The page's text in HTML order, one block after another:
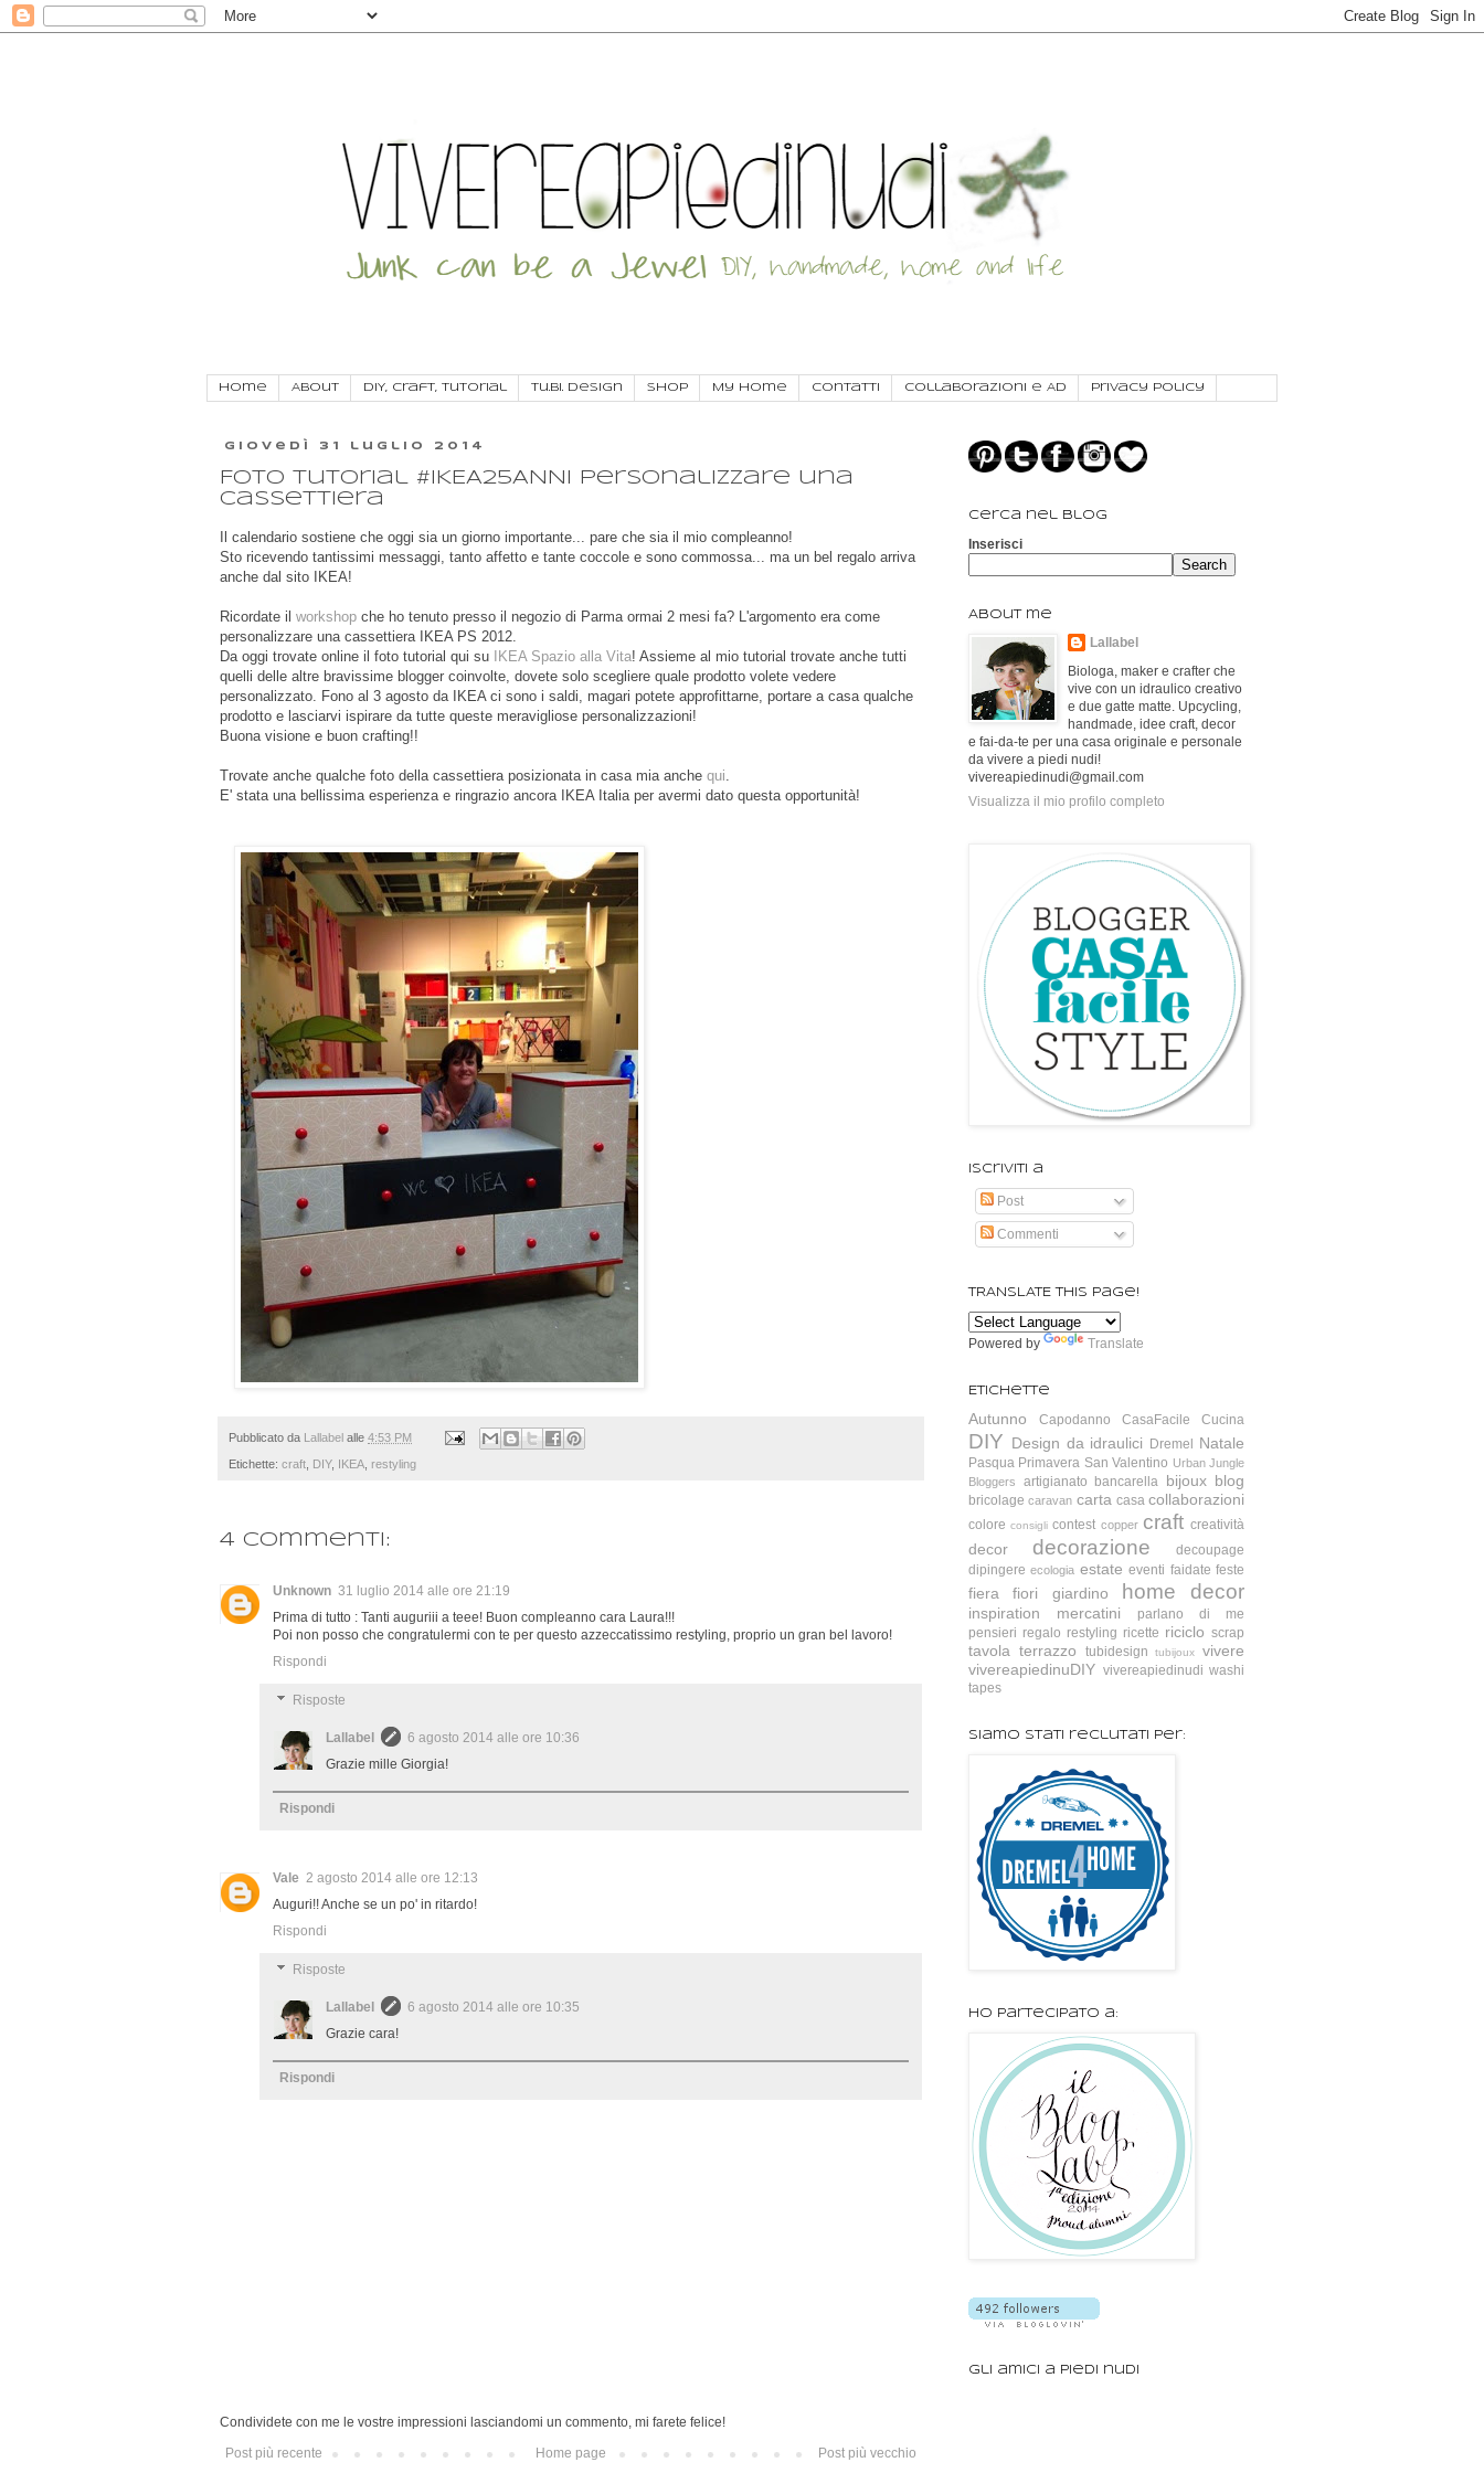
Home About DIY, craft, tutorial Tu.Bi. Design SHOP My Home Contatti Collaborazioni e AD Privacy Policy
giovedì 31 luglio 2014
Foto tutorial #IKEA25ANNI personalizzare una
cassettiera
Il calendario sostiene che oggi sia un giorno importante... pare che sia il mio compleanno!
Sto ricevendo tantissimi messaggi, tanto affetto e tante coccole e sono commossa... ma un bel regalo arriva
anche dal sito IKEA!
Ricordate il workshop che ho tenuto presso il negozio di Parma ormai 2 mesi fa? L'argomento era come
personalizzare una cassettiera IKEA PS 2012.
Da oggi trovate online il foto tutorial qui su IKEA Spazio alla Vita! Assieme al mio tutorial trovate anche tutti
quelli delle altre bravissime blogger coinvolte, dovete solo scegliere quale prodotto volete vedere
personalizzato. Fono al 3 agosto da IKEA ci sono i saldi, magari potete approfittarne, portare a casa qualche
prodotto e lasciarvi ispirare da tutte queste meravigliose personalizzazioni!
Buona visione e buon crafting!!
Trovate anche qualche foto della cassettiera posizionata in casa mia anche qui
E' stata una bellissima esperienza e ringrazio ancora IKEA Italia per avermi dato questa opportunità!
Pubblicato da Lallabel alle 4:53 PM
Etichette: craft DIY, IKEA restyling
4 commenti:
Unknown 31 luglio 2014 alle ore 21:19
Prima di tutto : Tanti auguriii a teee! Buon compleanno cara Laura!!!
Poi non posso che congratulermi con te per questo azzeccatissimo restyling, proprio un gran bel lavoro!
Rispondi
Risposte
Lallabel
6 agosto 2014 alle ore 10:36
Grazie mille Giorgia!
Rispondi
Vale 2 agosto 2014 alle ore 12:13
Auguri!! Anche se un po' in ritardo!
Rispondi
Risposte
Lallabel
6 agosto 2014 alle ore 10:35
Grazie cara!
Rispondi
Condividete con me le vostre impressioni lasciandomi un commento, mi farete felice!
Post più recente
Post più vecchio
Home page
Cerca nel blog
Inserisci
About me
Lallabel
Biologa, maker e crafter che
vive con un idraulico creativo
e due gatte matte. Upcycling,
handmade, idee craft, decor
e fai-da-te per una casa originale e personale
da vivere a piedi nudi!
vivereapiedinudi@gmail.com
Visualizza il mio profilo completo
Iscriviti a
Post
Commenti
TRANSLATE this page!
Powered by Translate
Etichette
Autunno Capodanno CasaFacile Cucina
DIY Design da idraulici Dremel Natale
Pasqua Primavera San Valentino Urban Jungle
Bloggers
artigianato bancarella bijoux blog
bricolage caravan carta casa collaborazioni
colore consigli contest copper craft creatività
decor decorazione
decoupage
dipingere ecologia estate eventi faidate feste
fiera fiori giardino home decor
inspiration mercatini
parlano di me
pensieri regalo restyling ricette riciclo scrap
tavola terrazzo tubidesign tubijoux
vivere
vivereapiedinuDIY vivereapiedinudi washi
tapes
Siamo stati reclutati per:
Ho partecipato a:
Gli amici a piedi nudi